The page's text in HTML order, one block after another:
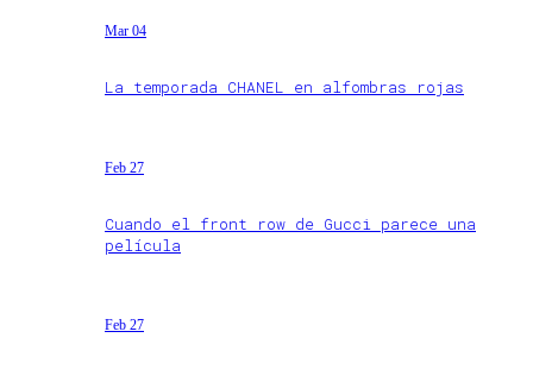
Mar 04
La temporada CHANEL en alfombras rojas
Feb 27
Cuando el front row de Gucci parece una
película
Feb 27